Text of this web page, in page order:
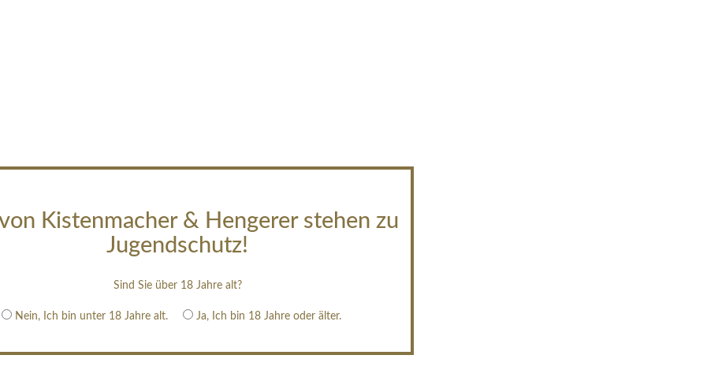
Kistenmacher & Hengerer stehen zu
Jugendschutz!
Sind Sie über 18 Jahre alt?
Nein, Ich bin unter 18 Jahre alt. Ja, Ich bin 18 Jahre oder älter.